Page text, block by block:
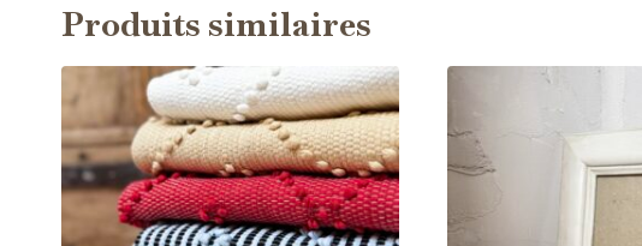
Produits similaires